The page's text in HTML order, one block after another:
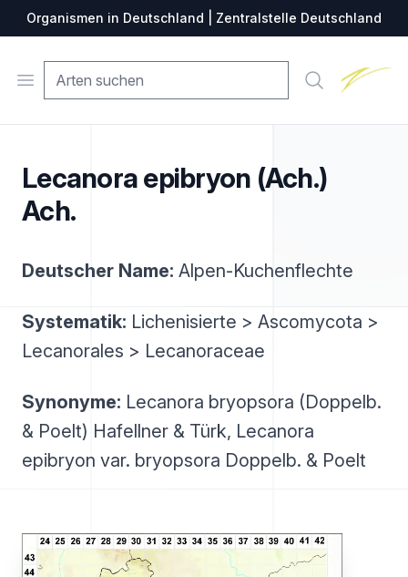
Organismen in Deutschland | Zentralstelle Deutschland
Open menu Suche
Lecanora epibryon (Ach.)
Ach.
Deutscher Name: Alpen-Kuchenflechte
Systematik: Lichenisierte > Ascomycota >
Lecanorales > Lecanoraceae
Synonyme: Lecanora bryopsora (Doppelb.
& Poelt) Hafellner & Türk, Lecanora
epibryon var. bryopsora Doppelb. & Poelt